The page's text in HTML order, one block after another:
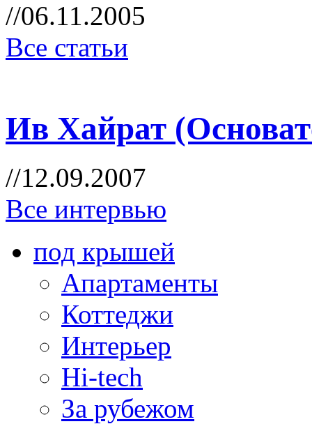
//06.11.2005
Все статьи
Ив Хайрат
//12.09.2007
Все интервью
под крышей
Апартаменты
Коттеджи
Интерьер
Hi-tech
За рубежом